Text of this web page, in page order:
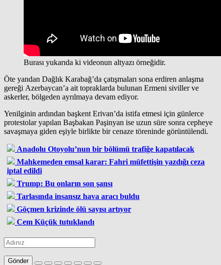
Burası yukarıda ki videonun altyazı örneğidir.
Öte yandan Dağlık Karabağ’da çatışmaları sona erdiren anlaşma
gereği Azerbaycan’a ait topraklarda bulunan Ermeni siviller ve
askerler, bölgeden ayrılmaya devam ediyor.
Yenilginin ardından başkent Erivan’da istifa etmesi için günlerce
protestolar yapılan Başbakan Paşinyan ise uzun süre sonra cepheye
savaşmaya giden eşiyle birlikte bir cenaze töreninde görüntülendi.
Anadolu Otoyolu’nun bir bölümü trafiğe kapatılacak
Mahkemeden emsal karar: Fahri müfettişin yazdığı ceza
iptal edildi
Trump: Bu onların son şansı
Tarlasında insansız hava aracı buldu
Göçmen krizinde ölü sayısı artıyor
Cem Küçük tutuklandı
Gönder